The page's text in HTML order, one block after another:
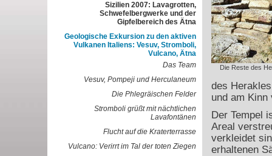
Sizilien 2007: Lavagrotten,
Schwefelbergwerke und der
Gipfelbereich des Ätna
Geologische Exkursion zu den aktiven
Vulkanen Italiens: Vesuv, Stromboli,
Vulcano, Ätna
Das Team
Vesuv, Pompeji und Herculaneum
Die Phlegräischen Felder
Stromboli grüßt mit nächtlichen
Lavafontänen
Flucht auf die Kraterterrasse
Vulcano: Verirrt im Tal der toten Ziegen
Die Reste des
des
und am Kinn
Der Tempel
Areal
verkleidet
erhaltenen